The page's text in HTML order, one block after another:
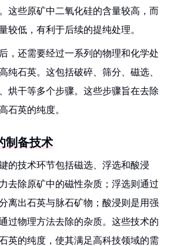
这些原矿中二氧化硅的含量较高，而
较低，有利于后续的提纯处理。
，还需要经过一系列的物理和化学处
纯石英。这包括破碎、筛分、磁选、
烘干等多个步骤。这些步骤旨在去除
石英的纯度。
制备技术
的技术环节包括磁选、浮选和酸浸
去除原矿中的磁性杂质；浮选则通过
离出石英与脉石矿物；酸浸则是用强
过物理方法去除的杂质。这些技术的
英的纯度，使其满足高科技领域的需